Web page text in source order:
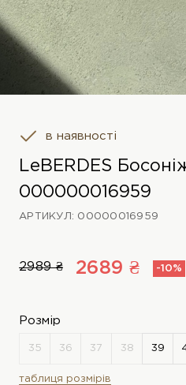
в наявності
LeBERDES
000000016959
АРТИКУЛ: 00000016959
2989 ₴ 2689 ₴ -10%
Розмір
таблиця розмірів